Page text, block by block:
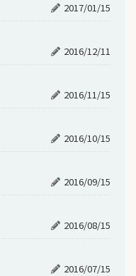
2017/01/15
2016/12/11
2016/11/15
2016/10/15
2016/09/15
2016/08/15
2016/07/15